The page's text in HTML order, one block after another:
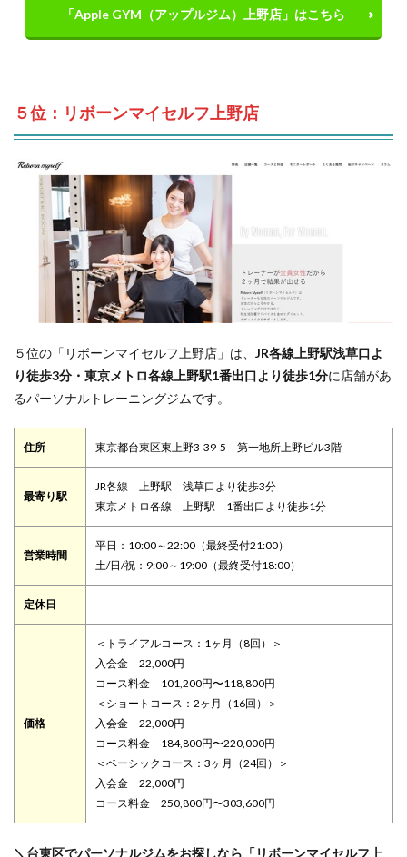
「Apple GYM（アップルジム）上野店」はこちら
５位：リボーンマイセルフ上野店
５位の「リボーンマイセルフ上野店」は、 JR各線上野駅浅草口よ
り徒歩3分・東京メトロ各線上野駅1番出口より徒歩1分に店舗があ
るパーソナルトレーニングジムです。
住所 東京都台東区東上野3-39-5 第一地所上野ビル3階
最寄り駅
JR各線 上野駅 浅草口より徒歩3分
東京メトロ各線 上野駅 1番出口より徒歩1分
営業時間
平日：10:00～22:00（最終受付21:00）
土/日/祝：9:00～19:00（最終受付18:00）
定休日
価格
＜トライアルコース：1ヶ月（8回）＞
入会金 22,000円
コース料金 101,200円〜118,800円
＜ショートコース：2ヶ月（16回）＞
入会金 22,000円
コース料金 184,800円〜220,000円
＜ベーシックコース：3ヶ月（24回）＞
入会金 22,000円
コース料金 250,800円〜303,600円
＼台東区でパーソナルジムをお探しなら「リボーンマイセルフ上